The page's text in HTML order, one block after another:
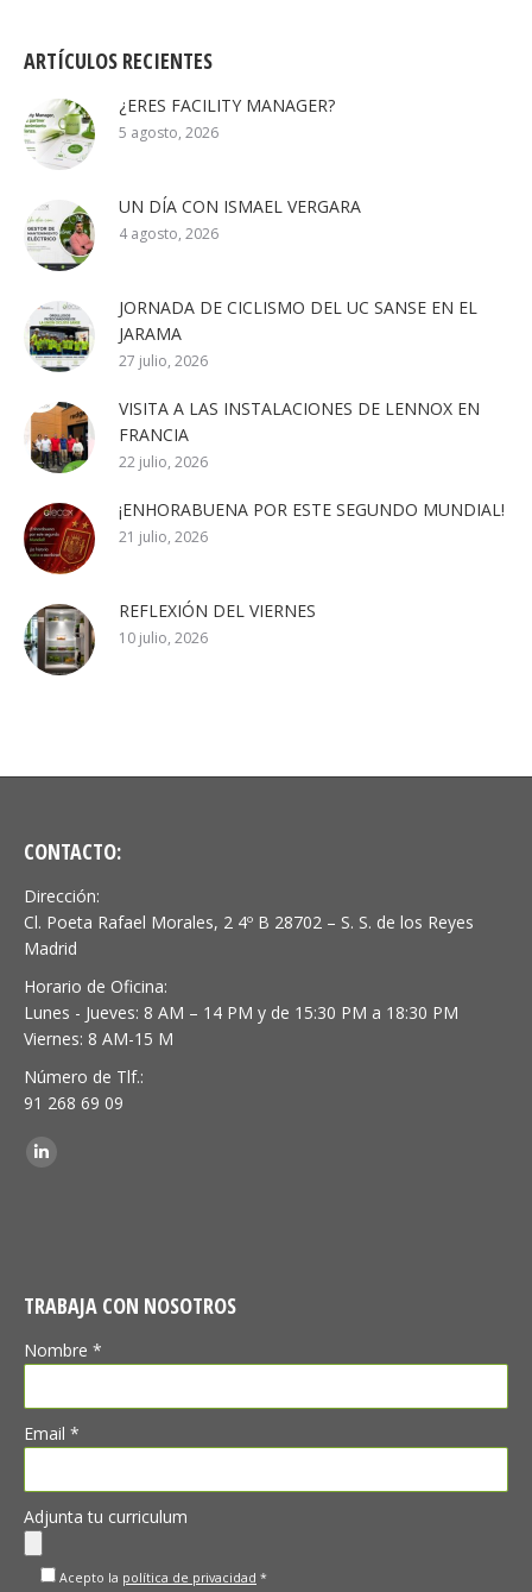
ARTÍCULOS RECIENTES
¿ERES FACILITY MANAGER?
5 agosto, 2026
UN DÍA CON ISMAEL VERGARA
4 agosto, 2026
JORNADA DE CICLISMO DEL UC SANSE EN EL
JARAMA
27 julio, 2026
VISITA A LAS INSTALACIONES DE LENNOX EN
FRANCIA
22 julio, 2026
¡ENHORABUENA POR ESTE SEGUNDO MUNDIAL!
21 julio, 2026
REFLEXIÓN DEL VIERNES
10 julio, 2026
CONTACTO:
Dirección:
Cl. Poeta Rafael Morales, 2 4º B 28702 – S. S. de los Reyes
Madrid
Horario de Oficina:
Lunes - Jueves: 8 AM – 14 PM y de 15:30 PM a 18:30 PM
Viernes: 8 AM-15 M
Número de Tlf.:
91 268 69 09
Encuéntranos en:
Linkedin
TRABAJA CON NOSOTROS
Nombre *
Email *
Adjunta tu curriculum
Acepto la política de privacidad *